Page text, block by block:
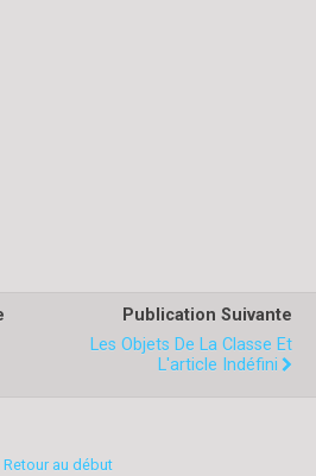
Publication Suivante
Les Objets De La Classe Et
L'article Indéfini
Retour au début